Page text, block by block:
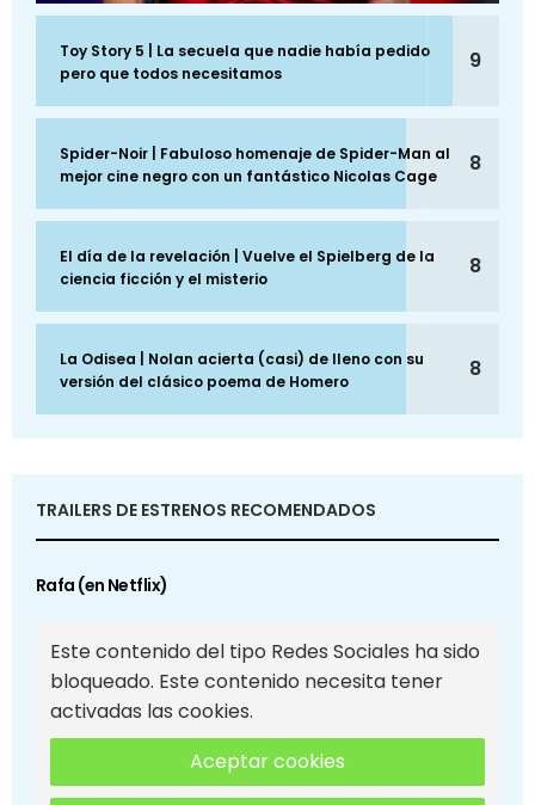
Toy Story 5 | La secuela que nadie había pedido
pero que todos necesitamos
9
Spider-Noir | Fabuloso homenaje de Spider-Man al
mejor cine negro con un fantástico Nicolas Cage
8
El día de la revelación | Vuelve el Spielberg de la
ciencia ficción y el misterio
8
La Odisea | Nolan acierta (casi) de lleno con su
versión del clásico poema de Homero
8
TRAILERS DE ESTRENOS RECOMENDADOS
Rafa (en Netflix)
Este contenido del tipo Redes Sociales ha sido
bloqueado. Este contenido necesita tener
activadas las cookies.
Aceptar cookies